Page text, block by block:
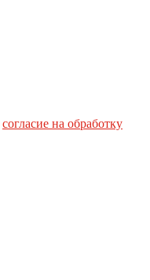
согласие на обработку